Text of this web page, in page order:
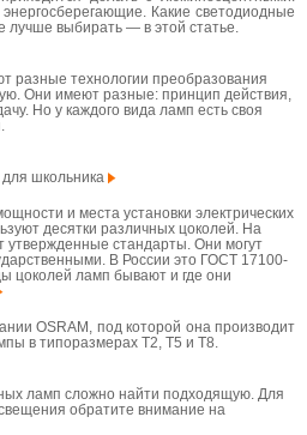
Какие светодиодные
выбирать — в этой статье.
разные технологии преобразования
Они имеют разные: принцип действия,
Но у каждого вида ламп есть своя
школьника
и места установки электрических
десятки различных цоколей. На
утвержденные стандарты. Они могут
В России это ГОСТ 17100-
цоколей ламп бывают и где они
OSRAM, под которой она производит
в типоразмерах T2, T5 и T8.
ламп сложно найти подходящую. Для
обратите внимание на